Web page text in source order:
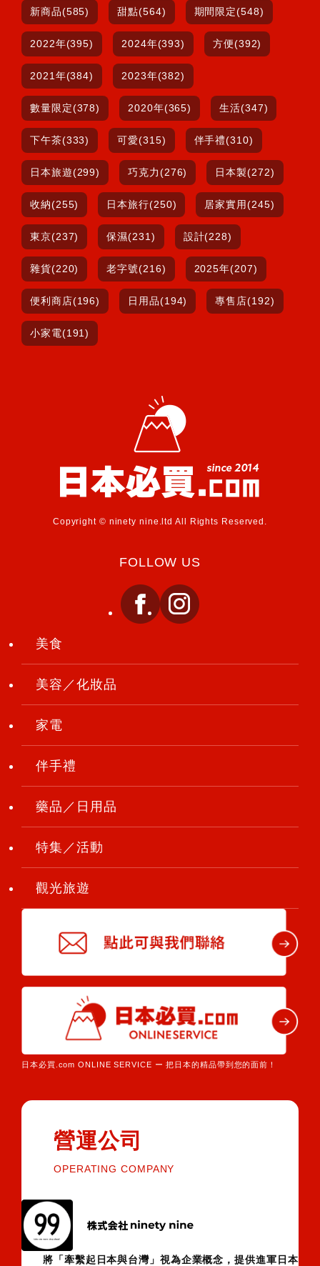
新商品(585) 甜點(564) 期間限定(548)
2022年(395) 2024年(393) 方便(392)
2021年(384) 2023年(382)
數量限定(378) 2020年(365) 生活(347)
下午茶(333) 可愛(315) 伴手禮(310)
日本旅遊(299) 巧克力(276) 日本製(272)
收納(255) 日本旅行(250) 居家實用(245)
東京(237) 保濕(231) 設計(228)
雜貨(220) 老字號(216) 2025年(207)
便利商店(196) 日用品(194) 專售店(192)
小家電(191)
Copyright © ninety nine.ltd All Rights Reserved.
FOLLOW US
美食
美容／化妝品
家電
伴手禮
藥品／日用品
特集／活動
觀光旅遊
日本必買.com ONLINE SERVICE ー 把日本的精品帶到您的面前！
營運公司
OPERATING COMPANY
將「牽繫起日本與台灣」視為企業概念，提供進軍日本